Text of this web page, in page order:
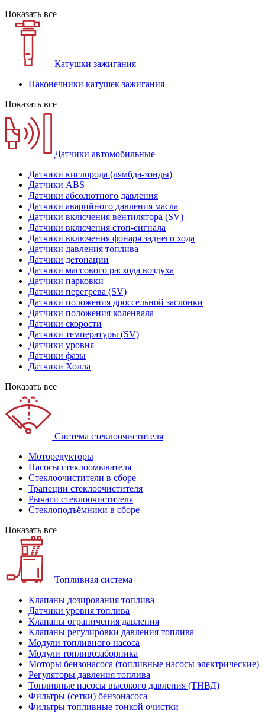
Показать все
Катушки зажигания
Наконечники катушек зажигания
Показать все
Датчики автомобильные
Датчики кислорода (лямбда-зонды)
Датчики ABS
Датчики абсолютного давления
Датчики аварийного давления масла
Датчики включения вентилятора (SV)
Датчики включения стоп-сигнала
Датчики включения фонаря заднего хода
Датчики давления топлива
Датчики детонации
Датчики массового расхода воздуха
Датчики парковки
Датчики перегрева (SV)
Датчики положения дроссельной заслонки
Датчики положения коленвала
Датчики скорости
Датчики температуры (SV)
Датчики уровня
Датчики фазы
Датчики Холла
Показать все
Система стеклоочистителя
Моторедукторы
Насосы стеклоомывателя
Стеклоочистители в сборе
Трапеции стеклоочистителя
Рычаги стеклоочистителя
Стеклоподъёмники в сборе
Показать все
Топливная система
Клапаны дозирования топлива
Датчики уровня топлива
Клапаны ограничения давления
Клапаны регулировки давления топлива
Модули топливного насоса
Модули топливозаборника
Моторы бензонасоса (топливные насосы электрические)
Регуляторы давления топлива
Топливные насосы высокого давления (ТНВД)
Фильтры (сетки) бензонасоса
Фильтры топливные тонкой очистки